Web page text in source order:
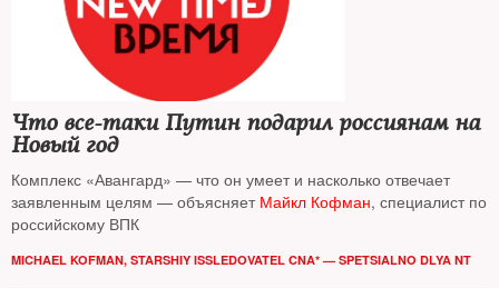
Что все-таки Путин подарил россиянам на
Новый год
Комплекс «Авангард» — что он умеет и насколько отвечает
заявленным целям — объясняет Майкл Кофман, специалист по
российскому ВПК
MICHAEL KOFMAN, STARSHIY ISSLEDOVATEL CNA* — SPETSIALNO DLYA NT